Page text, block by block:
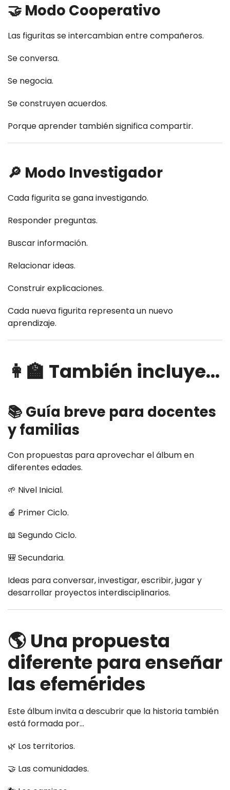
🤝 Modo Cooperativo
Las figuritas se intercambian entre compañeros.
Se conversa.
Se negocia.
Se construyen acuerdos.
Porque aprender también significa compartir.
🔎 Modo Investigador
Cada figurita se gana investigando.
Responder preguntas.
Buscar información.
Relacionar ideas.
Construir explicaciones.
Cada nueva figurita representa un nuevo
aprendizaje.
👩‍🏫 También incluye...
📚 Guía breve para docentes
y familias
Con propuestas para aprovechar el álbum en
diferentes edades.
🌱 Nivel Inicial.
🍎 Primer Ciclo.
📖 Segundo Ciclo.
🎒 Secundaria.
Ideas para conversar, investigar, escribir, jugar y
desarrollar proyectos interdisciplinarios.
🌎 Una propuesta
diferente para enseñar
las efemérides
Este álbum invita a descubrir que la historia también
está formada por...
🌿 Los territorios.
🤝 Las comunidades.